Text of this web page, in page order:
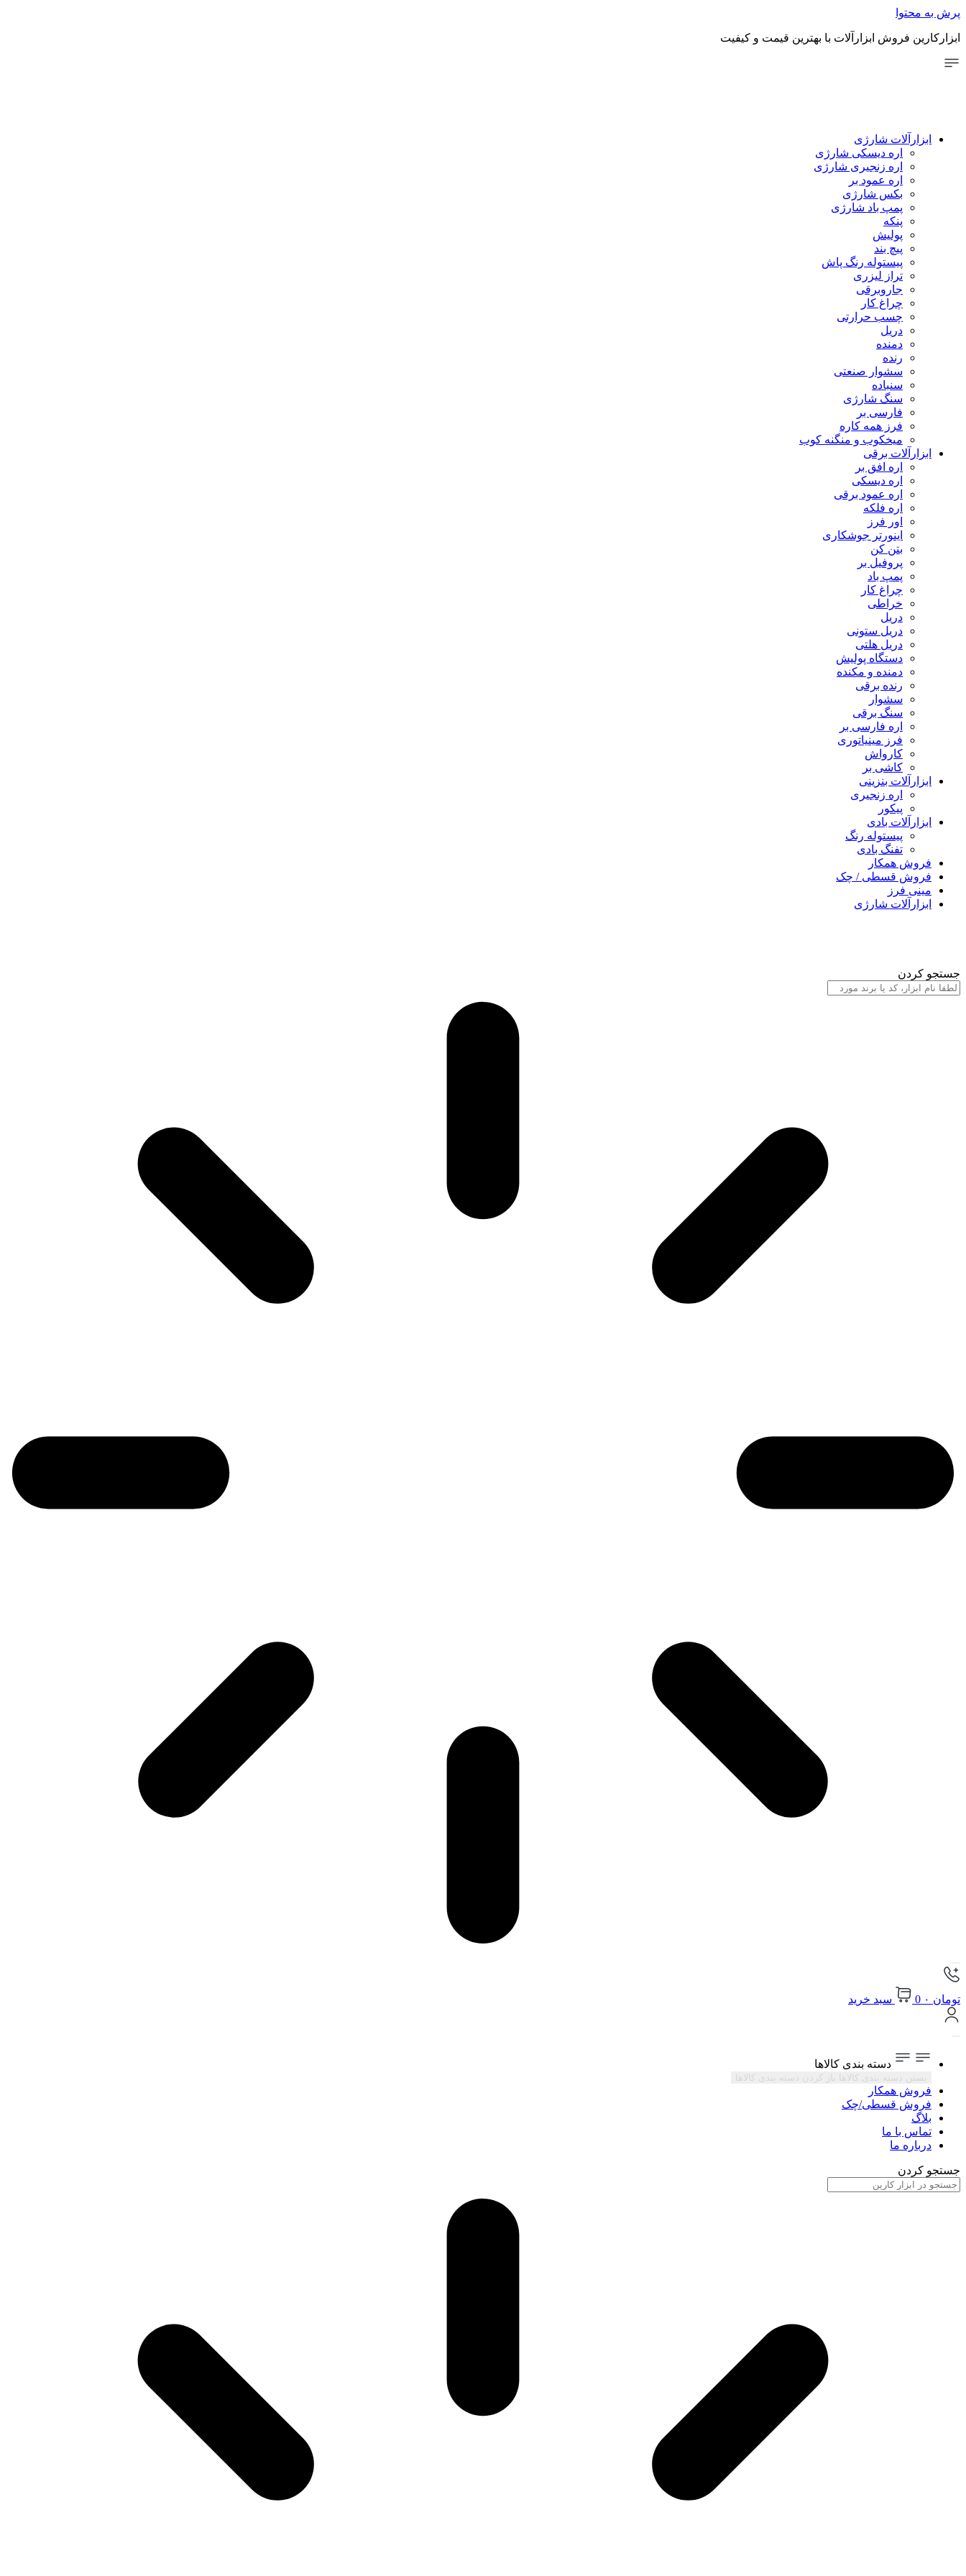
پرش به محتوا
ابزارکارین فروش ابزارآلات با بهترین قیمت و کیفیت
ابزارآلات شارژی
اره دیسکی شارژی
اره زنجیری شارژی
اره عمود بر
بکس شارژی
پمپ باد شارژی
پنکه
پولیش
پیچ بند
پیستوله رنگ پاش
تراز لیزری
جاروبرقی
چراغ کار
چسب حرارتی
دریل
دمنده
رنده
سشوار صنعتی
سنباده
سنگ شارژی
فارسی بر
فرز همه کاره
میخکوب و منگنه کوب
ابزارآلات برقی
اره افق بر
اره دیسکی
اره عمود برقی
اره فلکه
اور فرز
اینورتر جوشکاری
بتن کن
پروفیل بر
پمپ باد
چراغ کار
خراطی
دریل
دریل ستونی
دریل هلتی
دستگاه پولیش
دمنده و مکنده
رنده برقی
سشوار
سنگ برقی
اره فارسی بر
فرز مینیاتوری
کارواش
کاشی بر
ابزارآلات بنزینی
اره زنجیری
پیکور
ابزارآلات بادی
پیستوله رنگ
تفنگ بادی
فروش همکار
فروش قسطی / چک
مینی فرز
ابزارآلات شارژی
جستجو کردن
تومان 0 سبد خرید
دسته بندی کالاها
بستن دسته بندی کالاها باز کردن دسته بندی کالاها
فروش همکار
فروش قسطی/چک
بلاگ
تماس با ما
درباره ما
جستجو کردن